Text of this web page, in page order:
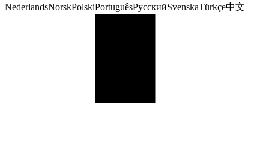
NederlandsNorskPolskiPortuguêsРусскийSvenskaTürkçe中文